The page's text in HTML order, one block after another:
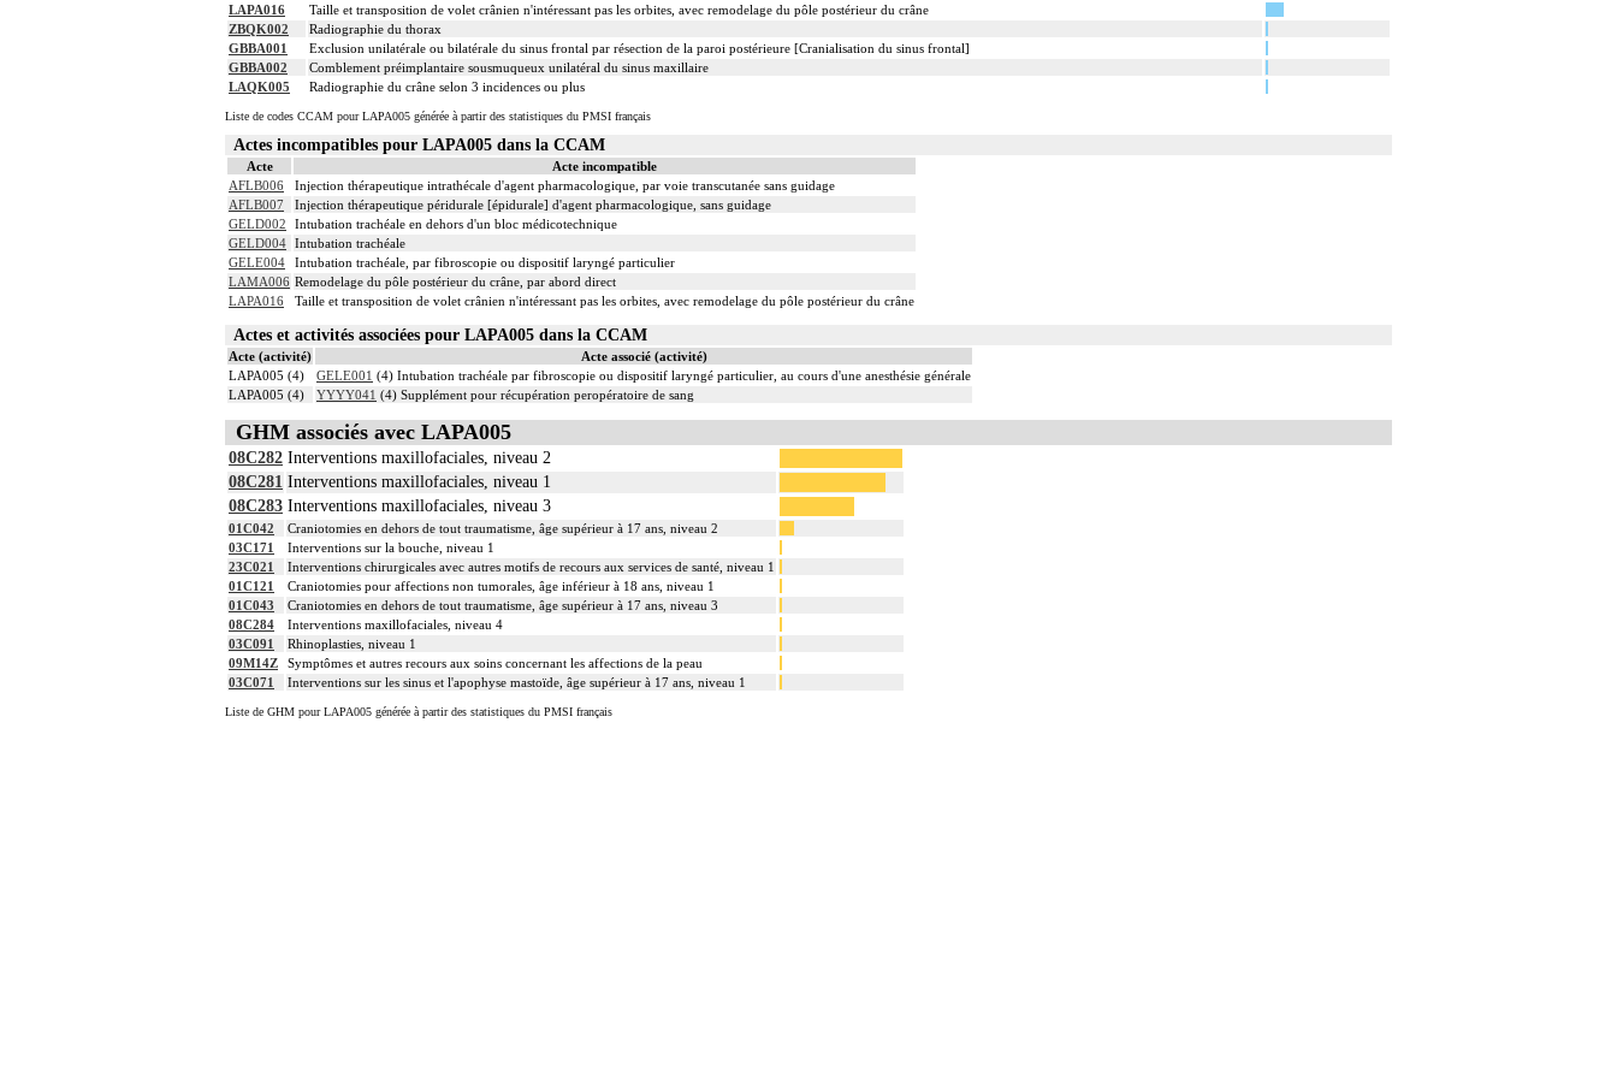
LAPA016
Taille et transposition de volet crânien n'intéressant pas les orbites, avec remodelage du pôle postérieur du crâne
ZBQK002
Radiographie du thorax
GBBA001
Exclusion unilatérale ou bilatérale du sinus frontal par résection de la paroi postérieure [Cranialisation du sinus frontal]
GBBA002
Comblement préimplantaire sousmuqueux unilatéral du sinus maxillaire
LAQK005
Radiographie du crâne selon 3 incidences ou plus
Liste de codes CCAM pour LAPA005 générée à partir des statistiques du PMSI français
Actes incompatibles pour LAPA005 dans la CCAM
Acte
Acte incompatible
AFLB006
Injection thérapeutique intrathécale d'agent pharmacologique, par voie transcutanée sans guidage
AFLB007
Injection thérapeutique péridurale [épidurale] d'agent pharmacologique, sans guidage
GELD002
Intubation trachéale en dehors d'un bloc médicotechnique
GELD004 Intubation trachéale
GELE004
Intubation trachéale, par fibroscopie ou dispositif laryngé particulier
LAMA006 Remodelage du pôle postérieur du crâne, par abord direct
LAPA016
Taille et transposition de volet crânien n'intéressant pas les orbites, avec remodelage du pôle postérieur du crâne
Actes et activités associées pour LAPA005 dans la CCAM
Acte (activité)
Acte associé (activité)
LAPA005 (4)
GELE001 (4) Intubation trachéale par fibroscopie ou dispositif laryngé particulier, au cours d'une anesthésie générale
LAPA005 (4)
YYYY041 (4) Supplément pour récupération peropératoire de sang
GHM associés avec LAPA005
08C282 Interventions maxillofaciales, niveau 2
08C281 Interventions maxillofaciales, niveau 1
08C283 Interventions maxillofaciales, niveau 3
01C042
Craniotomies en dehors de tout traumatisme, âge supérieur à 17 ans, niveau 2
03C171
Interventions sur la bouche, niveau 1
23C021
Interventions chirurgicales avec autres motifs de recours aux services de santé, niveau 1
01C121
Craniotomies pour affections non tumorales, âge inférieur à 18 ans, niveau 1
01C043
Craniotomies en dehors de tout traumatisme, âge supérieur à 17 ans, niveau 3
08C284
Interventions maxillofaciales, niveau 4
03C091
Rhinoplasties, niveau 1
09M14Z
Symptômes et autres recours aux soins concernant les affections de la peau
03C071
Interventions sur les sinus et l'apophyse mastoïde, âge supérieur à 17 ans, niveau 1
Liste de GHM pour LAPA005 générée à partir des statistiques du PMSI français